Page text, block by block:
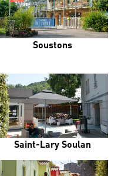
Soustons
Saint-Lary Soulan